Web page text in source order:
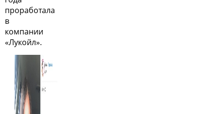
проработала
в
компании
«Лукойл».